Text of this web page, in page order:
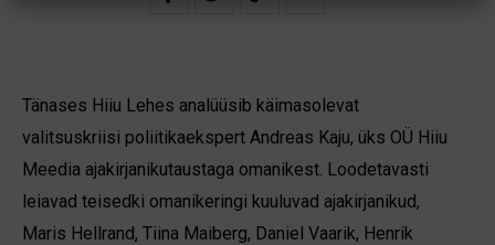
Tänases Hiiu Lehes analüüsib käimasolevat
valitsuskriisi poliitikaekspert Andreas Kaju, üks OÜ Hiiu
Meedia ajakirjanikutaustaga omanikest. Loodetavasti
leiavad teisedki omanikeringi kuuluvad ajakirjanikud,
Maris Hellrand, Tiina Maiberg, Daniel Vaarik, Henrik